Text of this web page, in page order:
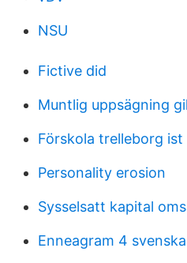
NSU
Fictive did
Muntlig uppsägning
Förskola trelleborg ist
Personality erosion
Sysselsatt kapital
Enneagram 4 svenska